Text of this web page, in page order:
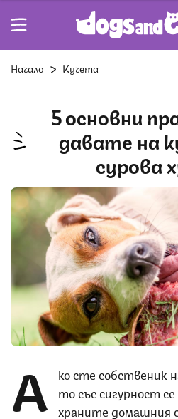
Начало Кучета
5 основни правила, ако
давате на
сурова
А
ко сте собственик
то със сигурност
храните домашния